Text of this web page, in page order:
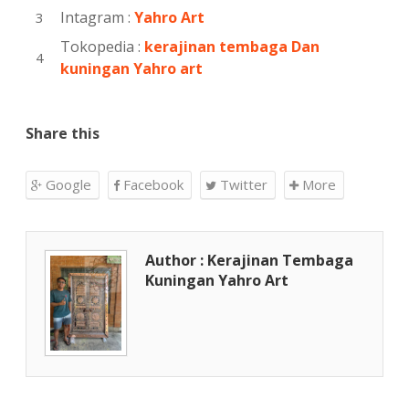
Intagram : Yahro Art
Tokopedia : kerajinan tembaga Dan
kuningan Yahro art
Share this
Google Facebook Twitter More
Author : Kerajinan Tembaga
Kuningan Yahro Art